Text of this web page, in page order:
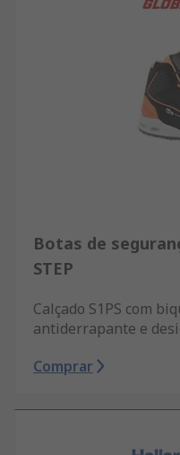
Botas de
STEP
Calçado S1PS com
antiderrapante e
Comprar